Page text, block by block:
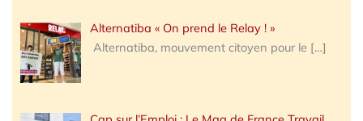
Alternatiba « On prend le Relay ! »
Alternatiba, mouvement citoyen pour le […]